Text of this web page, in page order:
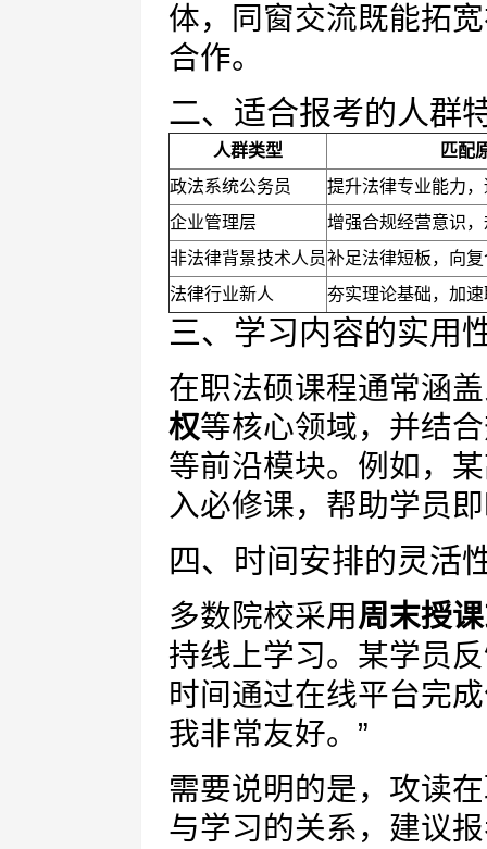
体，同窗交流既能拓
合作。
二、适合报考的人群
人群类型
匹配
政法系统公务员
提升法律专业能力
企业管理层
增强合规经营意识
非法律背景技术人员补足法律短板，向
法律行业新人
夯实理论基础，加
三、学习内容的实用
在职法硕课程通常涵盖
权等核心领域，并结
等前沿模块。例如，
入必修课，帮助学员
四、时间安排的灵活
多数院校采用周末授
持线上学习。某学员
时间通过在线平台完
我非常友好。”
需要说明的是，攻读
与学习的关系，建议